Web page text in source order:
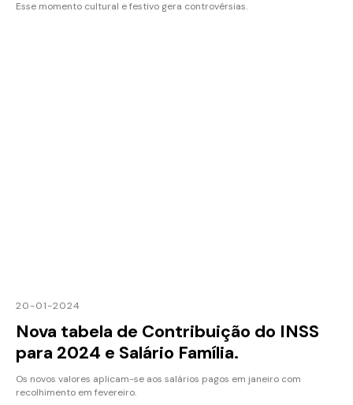
Esse momento cultural e festivo gera controvérsias.
20-01-2024
Nova tabela de Contribuição do INSS
para 2024 e Salário Família.
Os novos valores aplicam-se aos salários pagos em janeiro com
recolhimento em fevereiro.